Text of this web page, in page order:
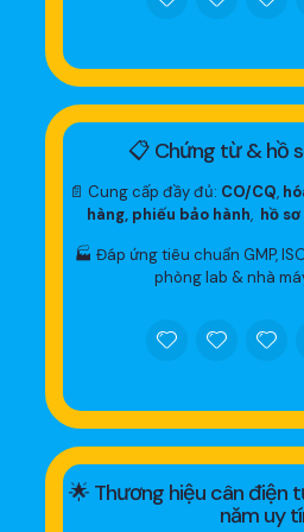
📋 Chứng từ & hồ
📄 Cung cấp đầy đủ: CO/CQ,
hàng, phiếu bảo hành, hồ
🏭 Đáp ứng tiêu chuẩn GMP,
phòng lab & nhà
🌟 Thương hiệu cân điện
năm uy